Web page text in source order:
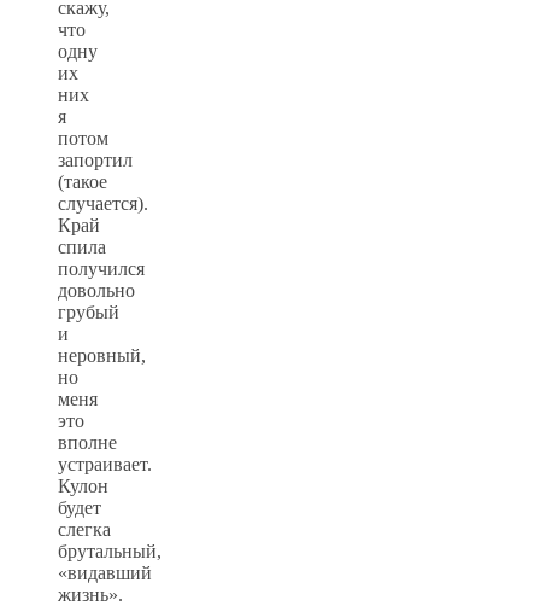
скажу,
что
одну
их
них
я
потом
запортил
(такое
случается).
Край
спила
получился
довольно
грубый
и
неровный,
но
меня
это
вполне
устраивает.
Кулон
будет
слегка
брутальный,
«видавший
жизнь».